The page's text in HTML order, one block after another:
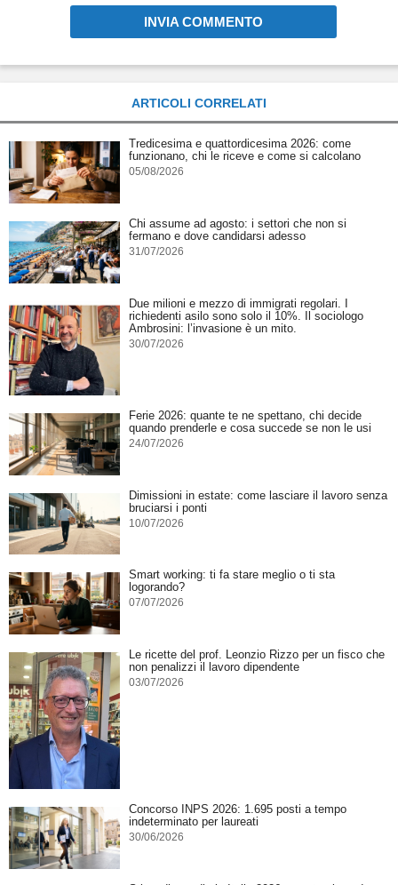
INVIA COMMENTO
ARTICOLI CORRELATI
Tredicesima e quattordicesima 2026: come
funzionano, chi le riceve e come si calcolano
05/08/2026
Chi assume ad agosto: i settori che non si
fermano e dove candidarsi adesso
31/07/2026
Due milioni e mezzo di immigrati regolari. I
richiedenti asilo sono solo il 10%. Il sociologo
Ambrosini: l’invasione è un mito.
30/07/2026
Ferie 2026: quante te ne spettano, chi decide
quando prenderle e cosa succede se non le usi
24/07/2026
Dimissioni in estate: come lasciare il lavoro senza
bruciarsi i ponti
10/07/2026
Smart working: ti fa stare meglio o ti sta
logorando?
07/07/2026
Le ricette del prof. Leonzio Rizzo per un fisco che
non penalizzi il lavoro dipendente
03/07/2026
Concorso INPS 2026: 1.695 posti a tempo
indeterminato per laureati
30/06/2026